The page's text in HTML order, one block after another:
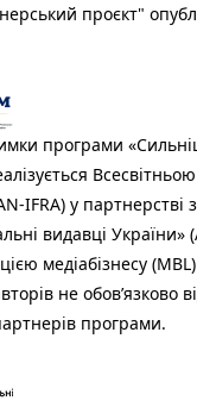
проєкт"
програми
IFRA) у партнерстві
видавці України»
медіабізнесу
не обов’язково
програми.